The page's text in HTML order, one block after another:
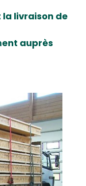
la livraison de
auprès